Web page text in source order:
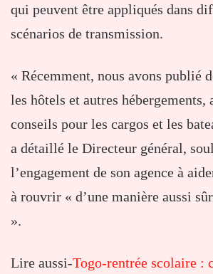
qui peuvent être appliqués dans
scénarios de transmission.
« Récemment, nous avons publié
les hôtels et autres hébergements,
conseils pour les cargos et les
a détaillé le Directeur général,
l’engagement de son agence à
à rouvrir « d’une manière aussi
».
Lire aussi-Togo-rentrée scolaire :